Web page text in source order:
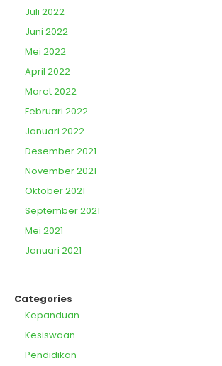
Juli 2022
Juni 2022
Mei 2022
April 2022
Maret 2022
Februari 2022
Januari 2022
Desember 2021
November 2021
Oktober 2021
September 2021
Mei 2021
Januari 2021
Categories
Kepanduan
Kesiswaan
Pendidikan